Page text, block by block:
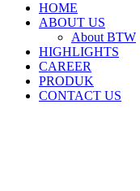
HOME
ABOUT US
About BTW
HIGHLIGHTS
CAREER
PRODUK
CONTACT US